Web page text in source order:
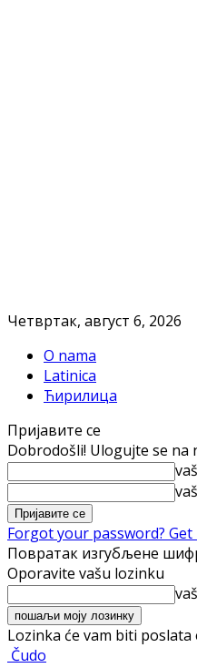
Четвртак, август 6, 2026
O nama
Latinica
Ћирилица
Пријавите се
Dobrodošli! Ulogujte se na
Forgot your password? Get
Повратак изгубљене
Oporavite vašu lozinku
Lozinka će vam biti poslata
Čudo